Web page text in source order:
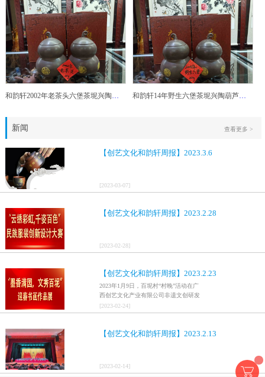
和韵轩2002年老茶头六堡茶坭兴陶葫芦茶罐 和韵轩14年野生六堡茶坭兴陶葫芦茶罐
新闻
【创艺文化和韵轩周报】2023.3.6
[2023-03-07]
【创艺文化和韵轩周报】2023.2.28
[2023-02-28]
【创艺文化和韵轩周报】2023.2.23
2023年1月9日，百坭村“村晚”活动在广
西创艺文化产业有限公司非遗文创研发
基地、百色市乐业县百坭壮族织布技艺
传承创意基地正式开启，活动紧扣“启航
村特色设计舞美，突出乡村文艺新体
[2023-02-24]
【创艺文化和韵轩周报】2023.2.13
[2023-02-14]
查看更多 >